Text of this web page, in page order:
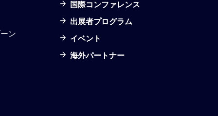
ン
国際コンファレンス
出展者プログラム
イベント
海外パートナー